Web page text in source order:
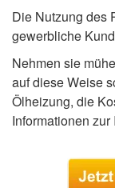
Die Nutzung des
gewerbliche
Nehmen sie
auf diese Weise
Ölheizung, die
Informationen